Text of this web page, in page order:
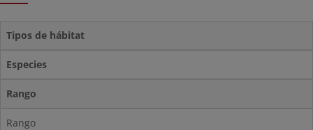
Tipos de hábitat
Especies
Rango
Rango